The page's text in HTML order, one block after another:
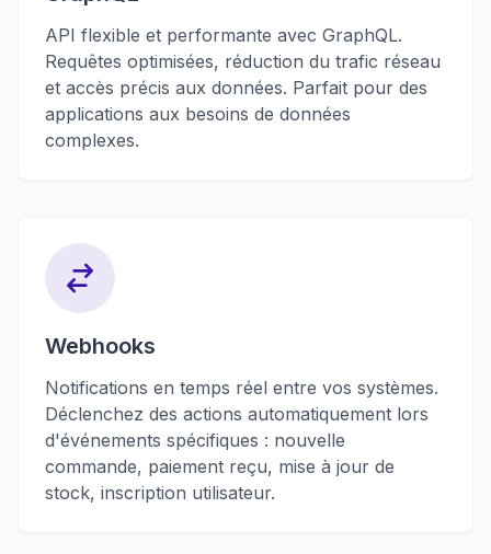
API flexible et performante avec GraphQL.
Requêtes optimisées, réduction du trafic réseau
et accès précis aux données. Parfait pour des
applications aux besoins de données
complexes.
Webhooks
Notifications en temps réel entre vos systèmes.
Déclenchez des actions automatiquement lors
d'événements spécifiques : nouvelle
commande, paiement reçu, mise à jour de
stock, inscription utilisateur.